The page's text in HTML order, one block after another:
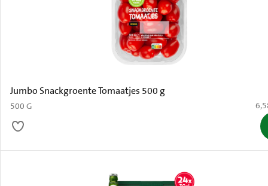
Jumbo Snackgroente Tomaatjes 500 g
500 G €